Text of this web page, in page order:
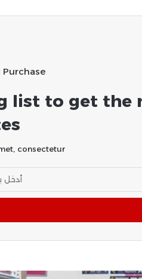
list to get the
consectetur.